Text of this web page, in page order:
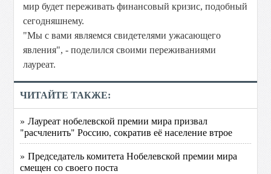
мир будет переживать финансовый кризис, подобный
сегодняшнему.
"Мы с вами являемся свидетелями ужасающего
явления", - поделился своими переживаниями
лауреат.
ЧИТАЙТЕ ТАКЖЕ:
» Лауреат нобелевской премии мира призвал
"расчленить" Россию, сократив её население втрое
» Председатель комитета Нобелевской премии мира
смещен со своего поста